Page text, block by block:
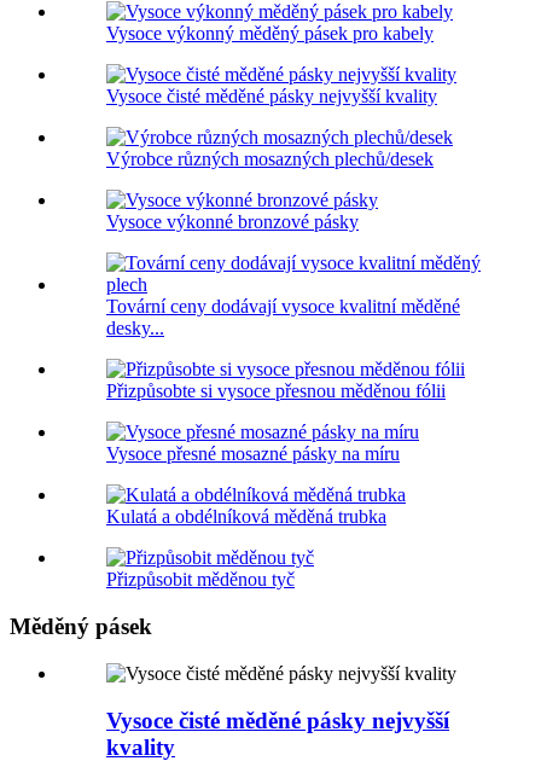
Vysoce výkonný měděný pásek pro kabely
Vysoce čisté měděné pásky nejvyšší kvality
Výrobce různých mosazných plechů/desek
Vysoce výkonné bronzové pásky
Tovární ceny dodávají vysoce kvalitní měděné
desky...
Přizpůsobte si vysoce přesnou měděnou fólii
Vysoce přesné mosazné pásky na míru
Kulatá a obdélníková měděná trubka
Přizpůsobit měděnou tyč
Měděný pásek
Vysoce čisté měděné pásky nejvyšší
kvality